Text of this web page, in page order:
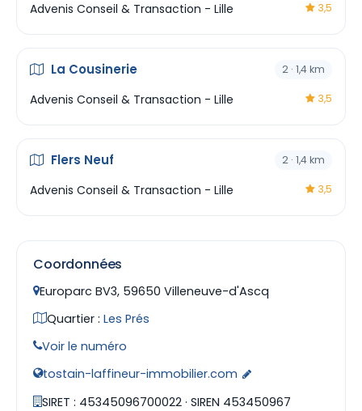
Advenis Conseil & Transaction - Lille 3,5
La Cousinerie 2 · 1,4 km
Advenis Conseil & Transaction - Lille 3,5
Flers Neuf 2 · 1,4 km
Advenis Conseil & Transaction - Lille 3,5
Coordonnées
Europarc BV3, 59650 Villeneuve-d'Ascq
Quartier : Les Prés
Voir le numéro
tostain-laffineur-immobilier.com
SIRET : 45345096700022 · SIREN 453450967